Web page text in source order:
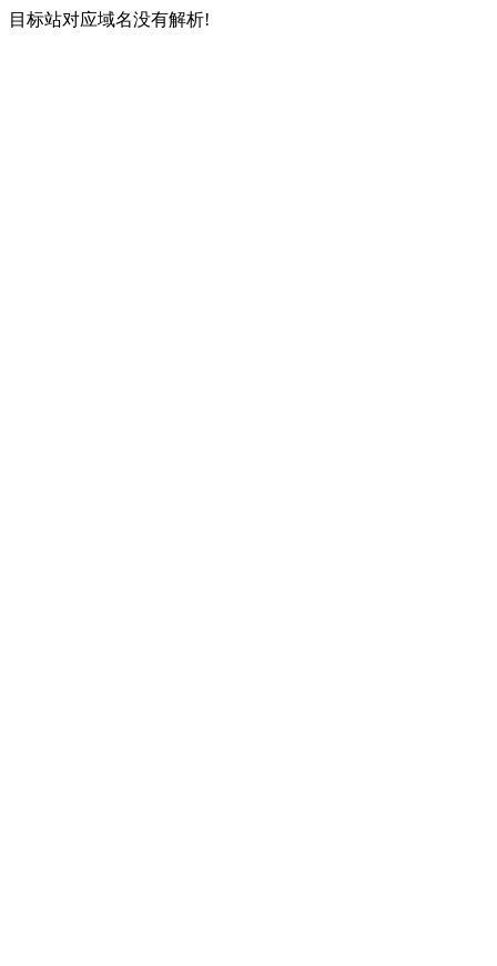
目标站对应域名没有解析!